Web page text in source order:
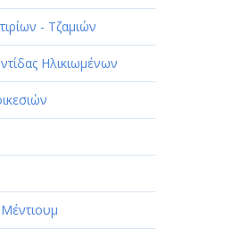
- Τζαμιών
Ηλικιωμένων